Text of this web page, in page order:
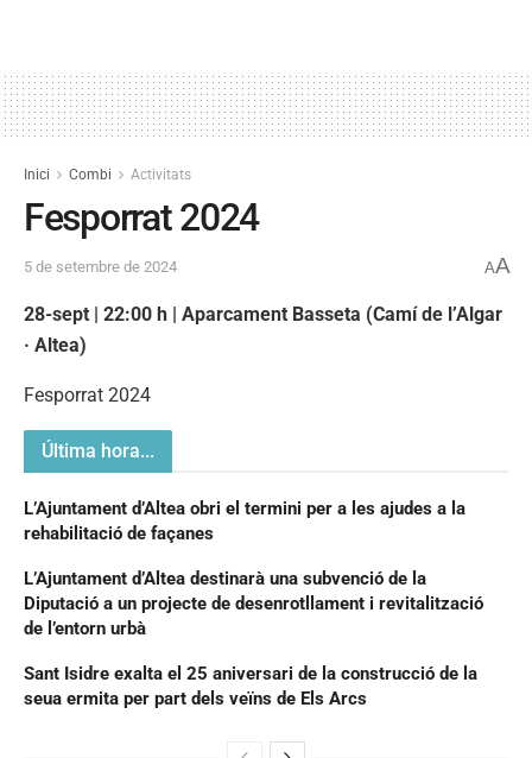
Inici Combi Activitats
Fesporrat 2024
5 de setembre de 2024 AA
28-sept | 22:00 h | Aparcament Basseta (Camí de l’Algar
· Altea)
Fesporrat 2024
Última hora...
L’Ajuntament d’Altea obri el termini per a les ajudes a la
rehabilitació de façanes
L’Ajuntament d’Altea destinarà una subvenció de la
Diputació a un projecte de desenrotllament i revitalització
de l’entorn urbà
Sant Isidre exalta el 25 aniversari de la construcció de la
seua ermita per part dels veïns de Els Arcs